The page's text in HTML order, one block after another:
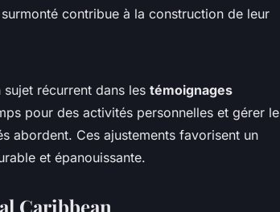
contribue à la construction de leur
récurrent dans les témoignages
pour des activités personnelles et gérer le
abordent. Ces ajustements favorisent un
et épanouissante.
Caribbean